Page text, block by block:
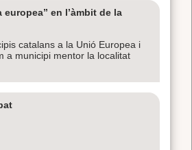
en l’àmbit de la
catalans a la Unió Europea i
a municipi mentor la localitat